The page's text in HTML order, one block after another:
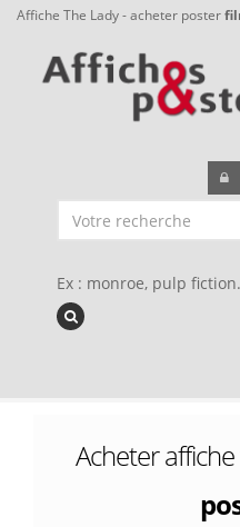
Affiche The Lady - acheter poster
Ex : monroe, pulp
Acheter